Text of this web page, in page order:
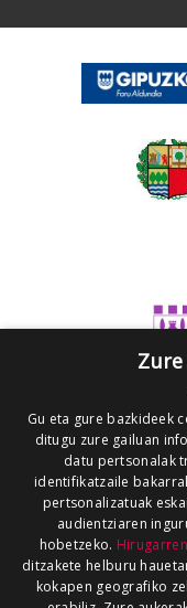
Gu eta gure bazkideek
ditugu zure gailuan
datu pertsonalak
identifikatzaile
pertsonalizatuak
audientziaren
hobetzeko.
ditzakete helburu
kokapen geografiko